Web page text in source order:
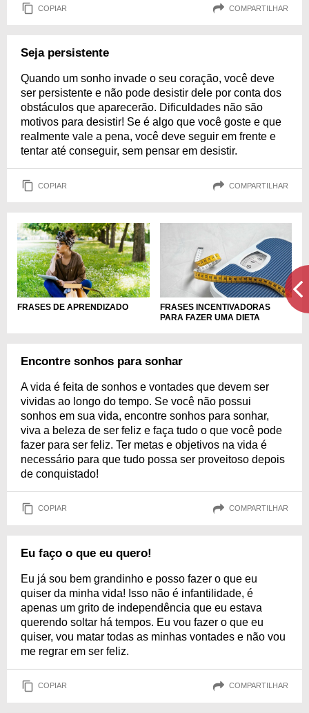
COPIAR COMPARTILHAR
Seja persistente
Quando um sonho invade o seu coração, você deve
ser persistente e não pode desistir dele por conta dos
obstáculos que aparecerão. Dificuldades não são
motivos para desistir! Se é algo que você goste e que
realmente vale a pena, você deve seguir em frente e
tentar até conseguir, sem pensar em desistir.
COPIAR COMPARTILHAR
FRASES DE APRENDIZADO
FRASES INCENTIVADORAS
PARA FAZER UMA DIETA
Encontre sonhos para sonhar
A vida é feita de sonhos e vontades que devem ser
vividas ao longo do tempo. Se você não possui
sonhos em sua vida, encontre sonhos para sonhar,
viva a beleza de ser feliz e faça tudo o que você pode
fazer para ser feliz. Ter metas e objetivos na vida é
necessário para que tudo possa ser proveitoso depois
de conquistado!
COPIAR COMPARTILHAR
Eu faço o que eu quero!
Eu já sou bem grandinho e posso fazer o que eu
quiser da minha vida! Isso não é infantilidade, é
apenas um grito de independência que eu estava
querendo soltar há tempos. Eu vou fazer o que eu
quiser, vou matar todas as minhas vontades e não vou
me regrar em ser feliz.
COPIAR COMPARTILHAR